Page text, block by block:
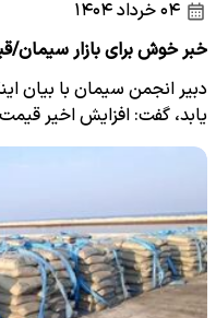
خبر خوش برای بازار
دبیر انجمن سیمان با
یابد، گفت: افزایش اخیر